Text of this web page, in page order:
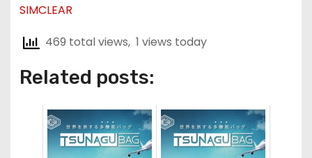
SIMCLEAR
469 total views, 1 views today
Related posts: